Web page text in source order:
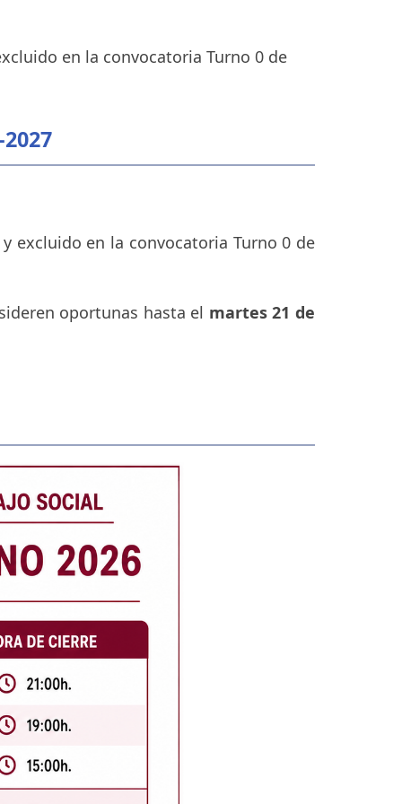
en la convocatoria Turno 0 de
excluido en la convocatoria Turno 0 de
oportunas hasta el martes 21 de